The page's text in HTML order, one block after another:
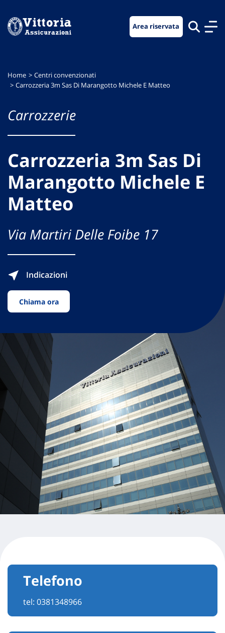
menu
contenuto
footer
Area riservata
Home
Centri convenzionati
Carrozzeria 3m Sas Di Marangotto Michele E Matteo
Carrozzerie
Carrozzeria 3m Sas Di
Marangotto Michele E
Matteo
Via Martiri Delle Foibe 17
Indicazioni
Chiama ora
Telefono
tel: 0381348966